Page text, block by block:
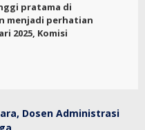
pratama di
menjadi perhatian
2025, Komisi